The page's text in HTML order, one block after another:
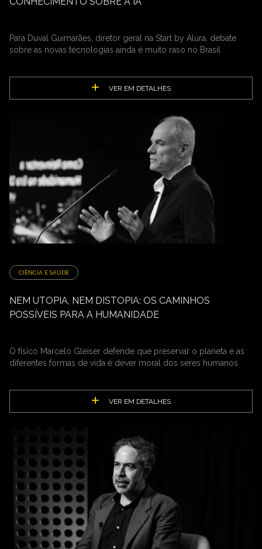
Para Duval Guimarães, diretor geral na Start by Alura, debate
sobre as novas tecnologias ainda é muito raso no Brasil
VER EM DETALHES
CIÊNCIA E SAÚDE
NEM UTOPIA, NEM DISTOPIA: OS CAMINHOS
POSSÍVEIS PARA A HUMANIDADE
O físico Marcelo Gleiser defende que preservar o planeta e as
diferentes formas de vida é dever moral dos seres humanos
VER EM DETALHES